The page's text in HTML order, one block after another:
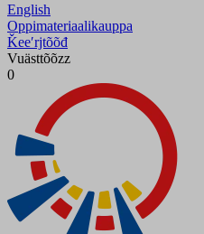
English
Oppimateriaalikauppa
Ǩeeʹrjtõõđ
Vuästtõõzz
0